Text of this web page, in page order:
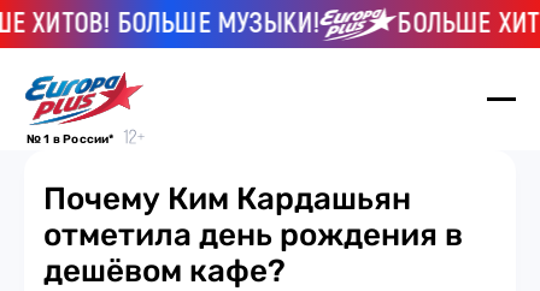
БОЛЬШЕ МУЗЫКИ! БОЛЬШЕ
№ 1 в России*
Почему Ким Кардашьян
отметила день рождения в
дешёвом кафе?